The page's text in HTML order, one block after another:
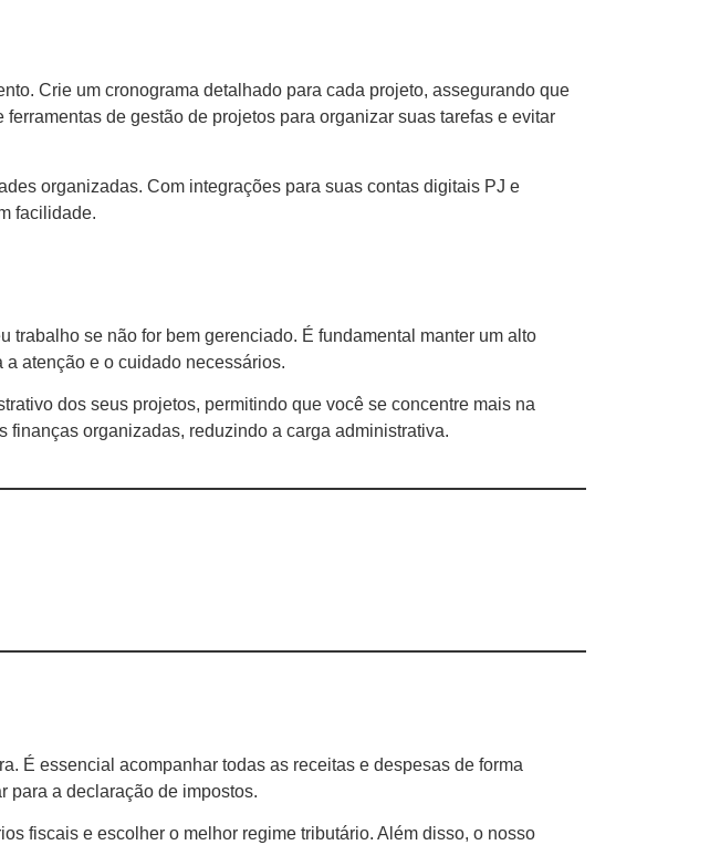
Crie um cronograma detalhado para cada projeto, assegurando que
de gestão de projetos para organizar suas tarefas e evitar
organizadas. Com integrações para suas contas digitais PJ e
facilidade.
se não for bem gerenciado. É fundamental manter um alto
atenção e o cuidado necessários.
dos seus projetos, permitindo que você se concentre mais na
organizadas, reduzindo a carga administrativa.
É essencial acompanhar todas as receitas e despesas de forma
para a declaração de impostos.
fiscais e escolher o melhor regime tributário. Além disso, o nosso